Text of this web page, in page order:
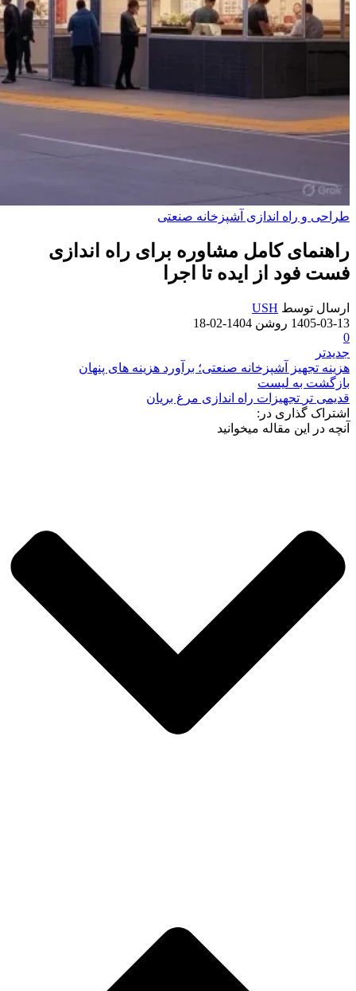
طراحی و راه‌ اندازی آشپزخانه صنعتی
راهنمای کامل مشاوره برای راه اندازی
فست فود از ایده تا اجرا
ارسال توسط USH
1405-03-13 روشن 1404-02-18
0
جدیدتر
هزینه تجهیز آشپزخانه صنعتی؛ برآورد هزینه های پنهان
بازگشت به لیست
قدیمی تر تجهیزات راه اندازی مرغ بریان
اشتراک گذاری در:
آنچه در این مقاله میخوانید